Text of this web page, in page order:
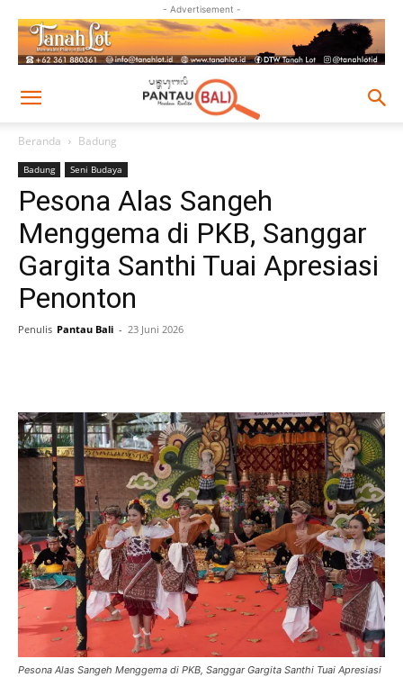
- Advertisement -
Beranda Badung
Badung Seni Budaya
Pesona Alas Sangeh
Menggema di PKB, Sanggar
Gargita Santhi Tuai Apresiasi
Penonton
Penulis Pantau Bali - 23 Juni 2026
Pesona Alas Sangeh Menggema di PKB, Sanggar Gargita Santhi Tuai Apresiasi